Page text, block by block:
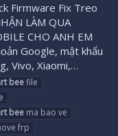
Firmware Fix Treo
LÀM QUA
CHO ANH EM
Google, mật khẩu
Vivo, Xiaomi,…
beefile
bee ma bao ve
frp